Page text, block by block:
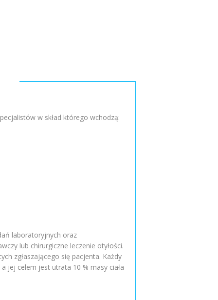
w skład którego wchodzą:
laboratoryjnych oraz
lub chirurgiczne leczenie otyłości.
zgłaszającego się pacjenta. Każdy
jej celem jest utrata 10 % masy ciała